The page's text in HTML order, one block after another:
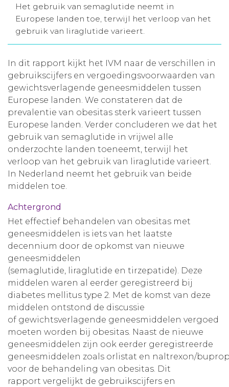
Aanmelden nieuwsbrief
Inloggen
Toegang leeromgeving
Het gebruik van semaglutide neemt in
Europese landen toe, terwijl het verloop van het
gebruik van liraglutide varieert.
In dit rapport kijkt het IVM naar de verschillen in
gebruikscijfers en vergoedingsvoorwaarden van
gewichtsverlagende geneesmiddelen tussen
Europese landen. We constateren dat de
prevalentie van obesitas sterk varieert tussen
Europese landen. Verder concluderen we dat het
gebruik van semaglutide in vrijwel alle
onderzochte landen toeneemt, terwijl het
verloop van het gebruik van liraglutide varieert.
In Nederland neemt het gebruik van beide
middelen toe.
Achtergrond
Het effectief behandelen van obesitas met
geneesmiddelen is iets van het laatste
decennium door de opkomst van nieuwe
geneesmiddelen
(semaglutide, liraglutide en tirzepatide). Deze
middelen waren al eerder geregistreerd bij
diabetes mellitus type 2. Met de komst van deze
middelen ontstond de discussie
of gewichtsverlagende geneesmiddelen vergoed
moeten worden bij obesitas. Naast de nieuwe
geneesmiddelen zijn ook eerder geregistreerde
geneesmiddelen zoals orlistat en naltrexon/
voor de behandeling van obesitas. Dit
rapport vergelijkt de gebruikscijfers en